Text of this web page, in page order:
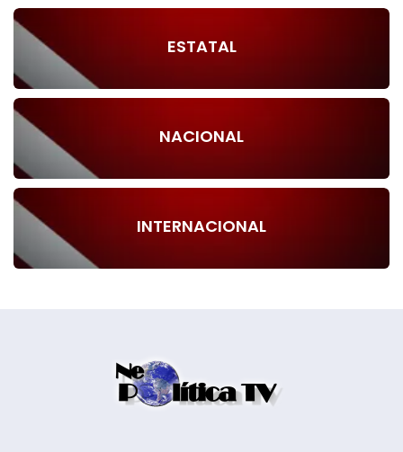
ESTATAL
NACIONAL
INTERNACIONAL